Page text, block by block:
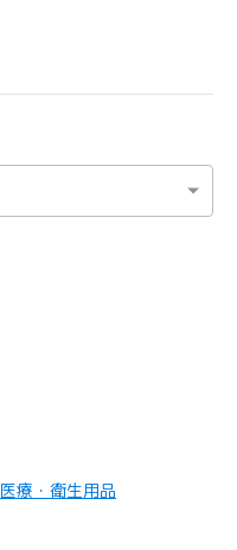
医療・衛生用品